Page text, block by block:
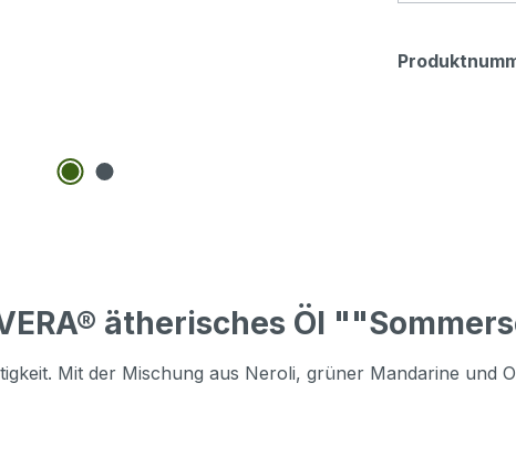
ätherisches Öl
Mit der Mischung aus Neroli, grüner Mandarine und